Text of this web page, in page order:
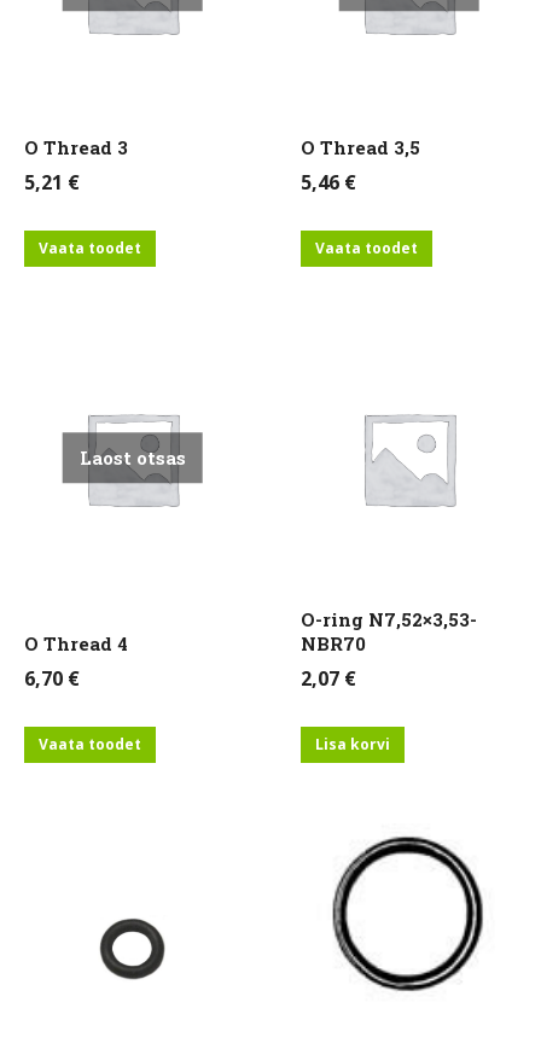
O Thread 3
5,21 €
Vaata toodet
O Thread 3,5
5,46 €
Vaata toodet
Laost otsas
O Thread 4
6,70 €
Vaata toodet
O-ring N7,52×3,53-
NBR70
2,07 €
Lisa korvi